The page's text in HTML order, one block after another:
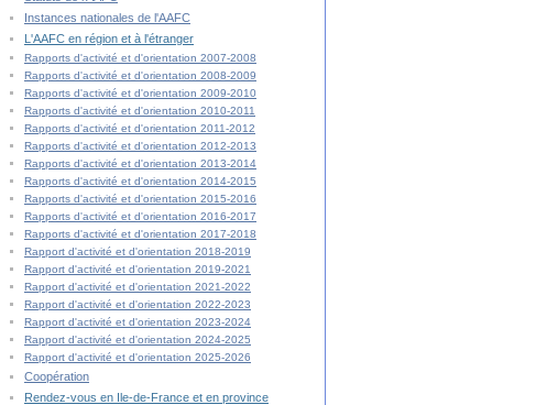
Instances nationales de l'AAFC
L'AAFC en région et à l'étranger
Rapports d'activité et d'orientation 2007-2008
Rapports d'activité et d'orientation 2008-2009
Rapports d'activité et d'orientation 2009-2010
Rapports d'activité et d'orientation 2010-2011
Rapports d'activité et d'orientation 2011-2012
Rapports d'activité et d'orientation 2012-2013
Rapports d'activité et d'orientation 2013-2014
Rapports d'activité et d'orientation 2014-2015
Rapports d'activité et d'orientation 2015-2016
Rapports d'activité et d'orientation 2016-2017
Rapports d'activité et d'orientation 2017-2018
Rapport d'activité et d'orientation 2018-2019
Rapport d'activité et d'orientation 2019-2021
Rapport d'activité et d'orientation 2021-2022
Rapport d'activité et d'orientation 2022-2023
Rapport d'activité et d'orientation 2023-2024
Rapport d'activité et d'orientation 2024-2025
Rapport d'activité et d'orientation 2025-2026
Coopération
Rendez-vous en Ile-de-France et en province